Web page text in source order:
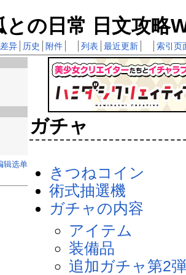
との日常 日文攻略
差异 历史 附件 列表 最近更新 索引页
ガチャ
きつねコイン
術式抽選機
ガチャの内容
アイテム
装備品
追加ガチャ第2
辑选单